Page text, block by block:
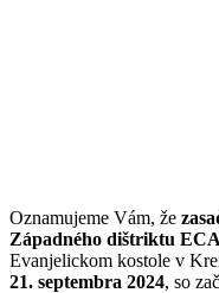
Oznamujeme Vám, že
Západného dištriktu
Evanjelickom kostole v
21. septembra 2024, so